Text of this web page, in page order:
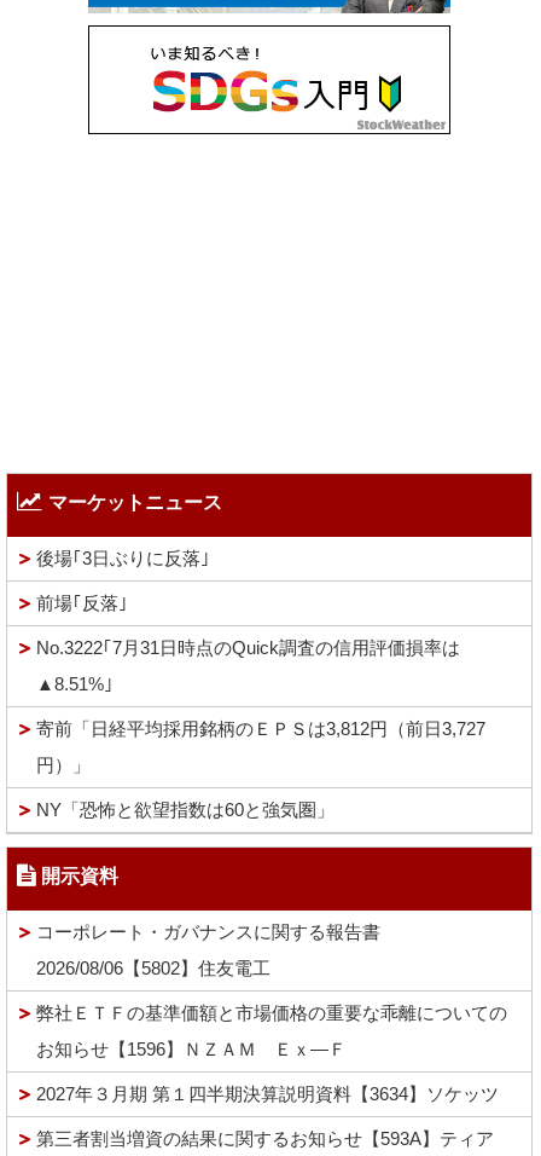
マーケットニュース
後場｢3日ぶりに反落｣
前場｢反落｣
No.3222｢7月31日時点のQuick調査の信用評価損率は
▲8.51%｣
寄前「日経平均採用銘柄のＥＰＳは3,812円（前日3,727
円）」
NY「恐怖と欲望指数は60と強気圏」
開示資料
コーポレート・ガバナンスに関する報告書
2026/08/06【5802】住友電工
弊社ＥＴＦの基準価額と市場価格の重要な乖離についての
お知らせ【1596】ＮＺＡＭ Ｅｘ―Ｆ
2027年３月期 第１四半期決算説明資料【3634】ソケッツ
第三者割当増資の結果に関するお知らせ【593A】ティア